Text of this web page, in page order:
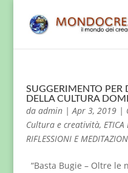
SUGGERIMENTO PER
DELLA CULTURA
da admin|Apr 3, 2019|
Cultura e creatività, ETICA
RIFLESSIONI E
“Basta Bugie – Oltre le